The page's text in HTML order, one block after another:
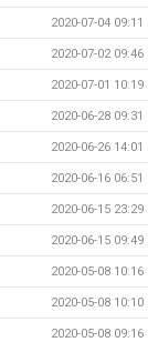
2020-07-04 09:11
2020-07-02 09:46
2020-07-01 10:19
2020-06-28 09:31
2020-06-26 14:01
2020-06-16 06:51
2020-06-15 23:29
2020-06-15 09:49
2020-05-08 10:16
2020-05-08 10:10
2020-05-08 09:16